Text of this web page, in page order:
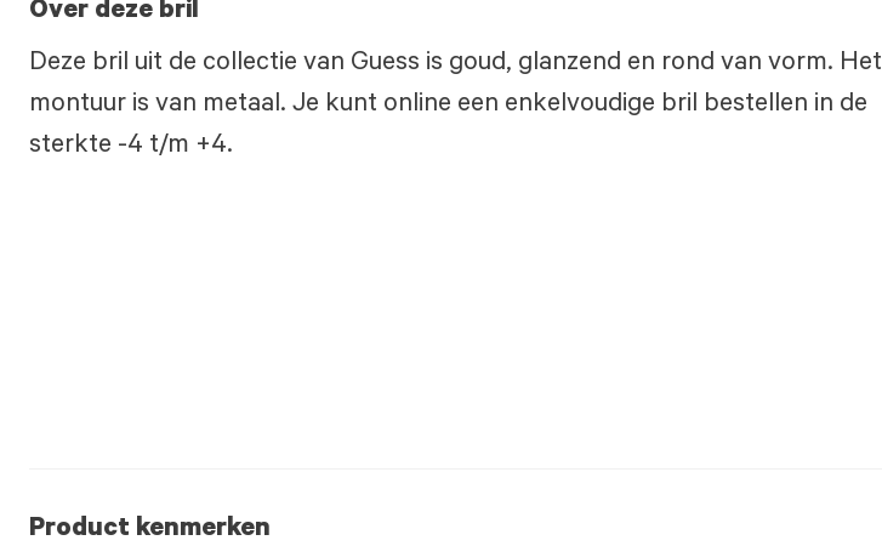
Over deze bril
Deze bril uit de collectie van Guess is goud, glanzend en rond van vorm. Het
montuur is van metaal. Je kunt online een enkelvoudige bril bestellen in de
sterkte -4 t/m +4.
Product kenmerken